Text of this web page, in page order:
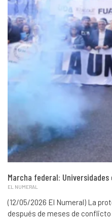
Marcha federal:
EL NUMERAL
(12/05/2026 El Numeral) La
después de meses de